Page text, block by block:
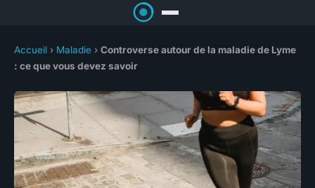
Accueil › Maladie › Controverse autour de la maladie de Lyme
: ce que vous devez savoir